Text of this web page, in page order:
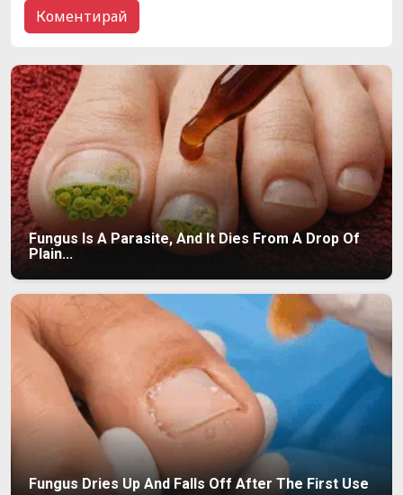
Fungus Is A Parasite, And It Dies From A Drop Of
Plain...
Fungus Dries Up And Falls Off After The First Use